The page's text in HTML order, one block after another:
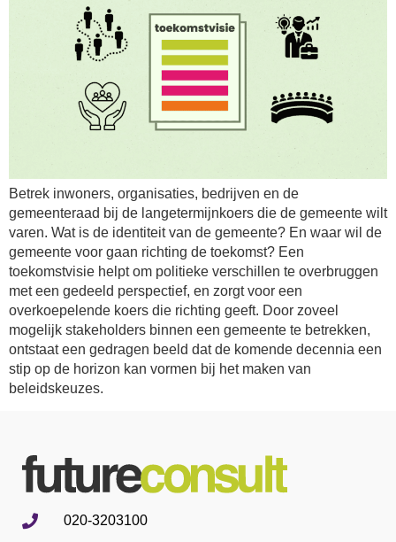
Betrek inwoners, organisaties, bedrijven en de
gemeenteraad bij de langetermijnkoers die de gemeente wilt
varen. Wat is de identiteit van de gemeente? En waar wil de
gemeente voor gaan richting de toekomst? Een
toekomstvisie helpt om politieke verschillen te overbruggen
met een gedeeld perspectief, en zorgt voor een
overkoepelende koers die richting geeft. Door zoveel
mogelijk stakeholders binnen een gemeente te betrekken,
ontstaat een gedragen beeld dat de komende decennia een
stip op de horizon kan vormen bij het maken van
beleidskeuzes.
020-3203100